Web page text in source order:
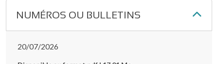
NUMÉROS OU BULLETINS
20/07/2026